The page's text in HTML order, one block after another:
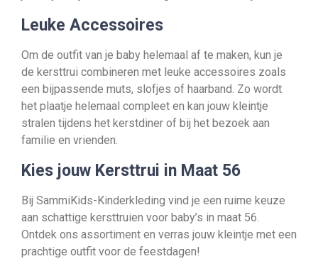
Leuke Accessoires
Om de outfit van je baby helemaal af te maken, kun je
de kersttrui combineren met leuke accessoires zoals
een bijpassende muts, slofjes of haarband. Zo wordt
het plaatje helemaal compleet en kan jouw kleintje
stralen tijdens het kerstdiner of bij het bezoek aan
familie en vrienden.
Kies jouw Kersttrui in Maat 56
Bij SammiKids-Kinderkleding vind je een ruime keuze
aan schattige kersttruien voor baby’s in maat 56.
Ontdek ons assortiment en verras jouw kleintje met een
prachtige outfit voor de feestdagen!